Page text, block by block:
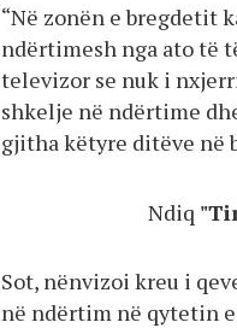
“Në zonën e bregdetit
ndërtimesh nga ato të
televizor se nuk i
shkelje në ndërtime
gjitha këtyre ditëve në
Ndiq
Sot, nënvizoi kreu i
në ndërtim në qytetin